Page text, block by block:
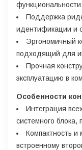
функциональности;
Поддержка
идентификации и
Эргономичный
подходящий для
Прочная
эксплуатацию в
Особенности
Интеграция
системного
Компактность и
встроенному